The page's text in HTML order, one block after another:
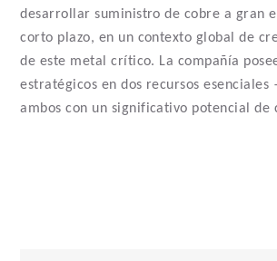
desarrollar suministro de cobre a gran
corto plazo, en un contexto global de
de este metal crítico. La compañía
estratégicos en dos recursos
ambos con un significativo potencial de